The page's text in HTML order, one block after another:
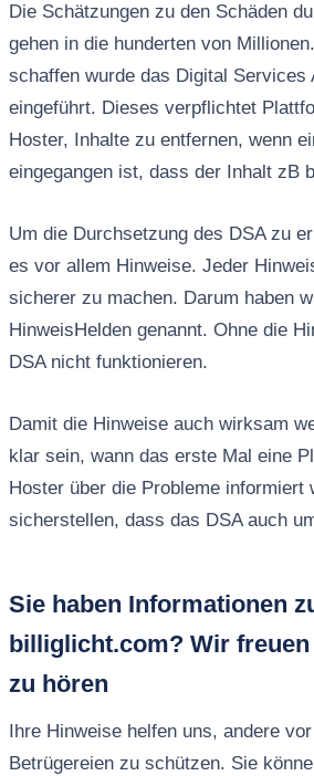
Die Schätzungen zu den Schäden
gehen in die hunderten von
schaffen wurde das Digital Services
eingeführt. Dieses verpflichtet
Hoster, Inhalte zu entfernen, wenn
eingegangen ist, dass der Inhalt zB
Um die Durchsetzung des DSA zu
es vor allem Hinweise. Jeder
sicherer zu machen. Darum haben
HinweisHelden genannt. Ohne die
DSA nicht funktionieren.
Damit die Hinweise auch wirksam
klar sein, wann das erste Mal eine
Hoster über die Probleme informiert
sicherstellen, dass das DSA auch
Sie haben Informationen
billiglicht.com? Wir
zu hören
Ihre Hinweise helfen uns, andere
Betrügereien zu schützen. Sie